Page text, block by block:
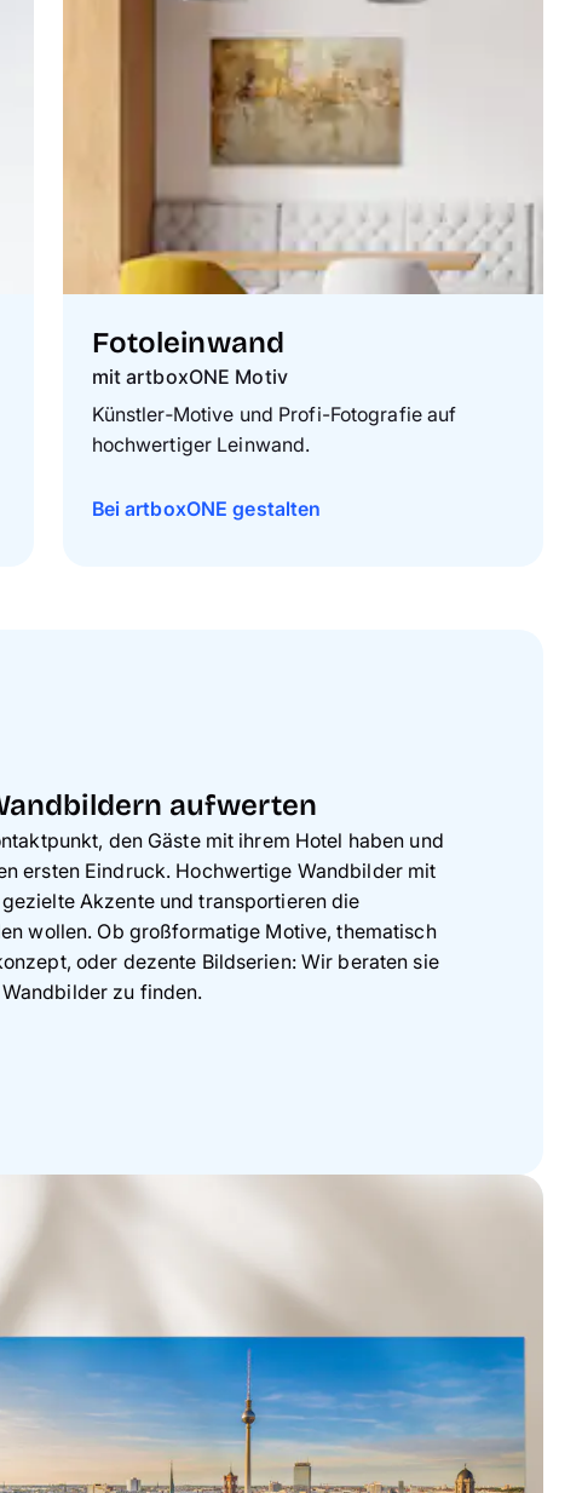
Fotoleinwand
mit artboxONE Motiv
Künstler‑Motive und Profi-Fotografie auf
hochwertiger Leinwand.
Bei artboxONE gestalten
aufwerten
den Gäste mit ihrem Hotel haben und
ersten Eindruck. Hochwertige Wandbilder mit
Akzente und transportieren die
wollen. Ob großformatige Motive, thematisch
oder dezente Bildserien: Wir beraten sie
zu finden.